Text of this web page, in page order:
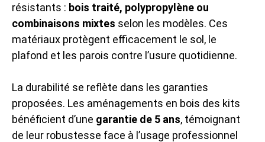
résistants : bois traité, polypropylène ou
combinaisons mixtes selon les modèles. Ces
matériaux protègent efficacement le sol, le
plafond et les parois contre l’usure quotidienne.
La durabilité se reflète dans les garanties
proposées. Les aménagements en bois des kits
bénéficient d’une garantie de 5 ans, témoignant
de leur robustesse face à l’usage professionnel